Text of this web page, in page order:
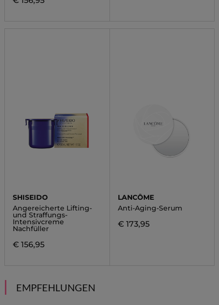
SHISEIDO
Angereicherte Lifting-
und Straffungs-
Intensivcreme
Nachfüller
€ 156,95
LANCÔME
Anti-Aging-Serum
€ 173,95
EMPFEHLUNGEN